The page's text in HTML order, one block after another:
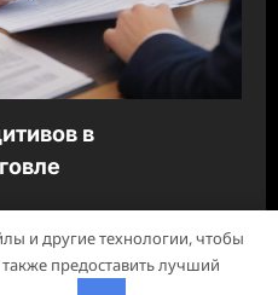
в
права зарезервированы.
и другие технологии, чтобы
предоставить лучший